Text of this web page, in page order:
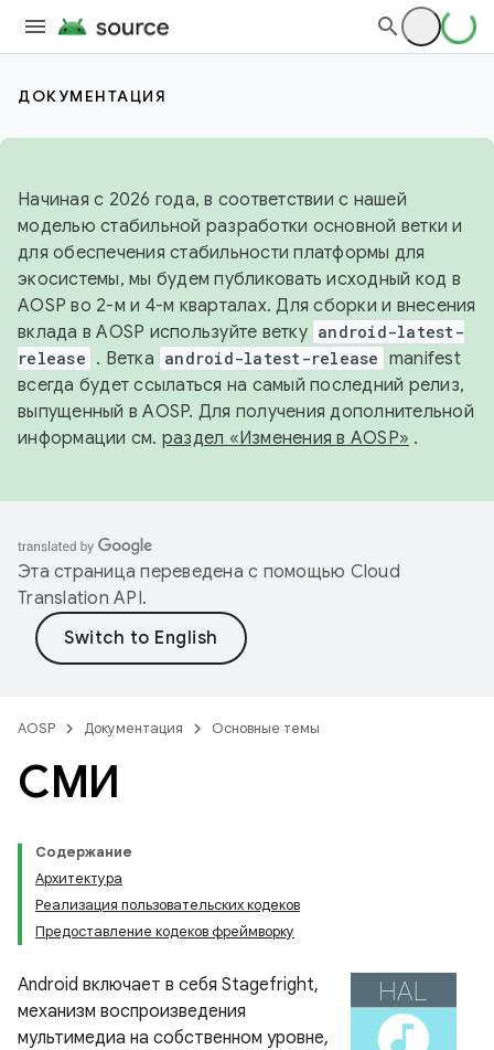
ДОКУМЕНТАЦИЯ
Начиная с 2026 года, в соответствии с нашей
моделью стабильной разработки основной ветки и
для обеспечения стабильности платформы для
экосистемы, мы будем публиковать исходный код в
AOSP во 2-м и 4-м кварталах. Для сборки и внесения
вклада в AOSP используйте ветку android-latest-
release . Ветка android-latest-release manifest
всегда будет ссылаться на самый последний релиз,
выпущенный в AOSP. Для получения дополнительной
информации см. раздел «Изменения в AOSP» .
Эта страница переведена с помощью Cloud
Translation API.
AOSP Документация Основные темы
СМИ
Содержание
Архитектура
Реализация пользовательских кодеков
Предоставление кодеков фреймворку
Android включает в себя Stagefright,
механизм воспроизведения
мультимедиа на собственном уровне,